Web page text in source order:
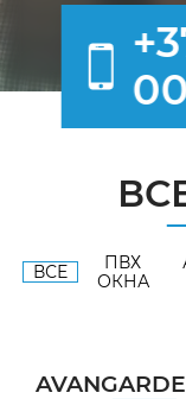
ВСЕ
ПВХ
ОКНА